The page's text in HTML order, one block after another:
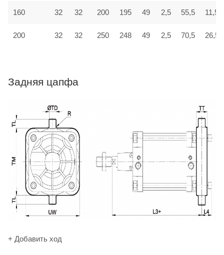
160 32 32 200 195 49 2,5 55,5 11,5
200 32 32 250 248 49 2,5 70,5 26,5
Задняя цапфа
+ Добавить ход